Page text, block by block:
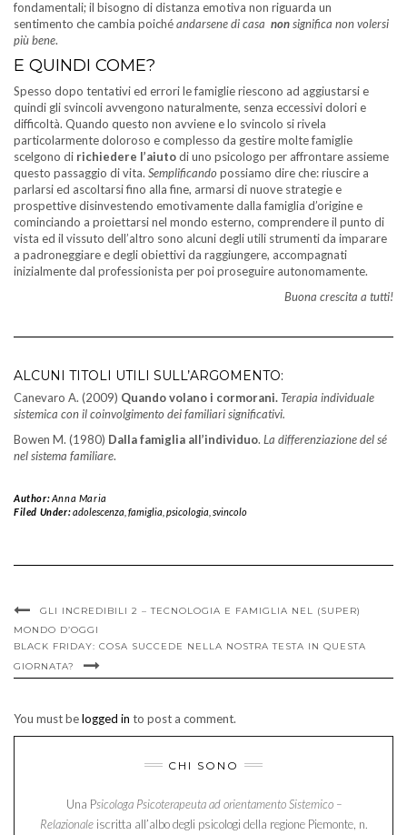
fondamentali; il bisogno di distanza emotiva non riguarda un
sentimento che cambia poichéandarsene di casa nonsignifica non volersi
più bene.
E QUINDI COME?
Spesso dopo tentativi ed errori le famiglie riescono ad aggiustarsi e
quindi gli svincoli avvengono naturalmente, senza eccessivi dolori e
difficoltà. Quando questo non avviene e lo svincolo si rivela
particolarmente doloroso e complesso da gestire molte famiglie
scelgono di richiedere l’aiutodi uno psicologo per affrontare assieme
questo passaggio di vita. Semplificando possiamo dire che: riuscire a
parlarsi ed ascoltarsi fino alla fine, armarsi di nuove strategie e
prospettive disinvestendo emotivamente dalla famiglia d’origine e
cominciando a proiettarsi nel mondo esterno, comprendere il punto di
vista ed il vissuto dell’altro sono alcuni degli utili strumenti da imparare
a padroneggiare e degli obiettivi da raggiungere, accompagnati
inizialmente dal professionista per poi proseguire autonomamente.
Buona crescita a tutti!
ALCUNI TITOLI UTILI SULL’ARGOMENTO:
Canevaro A. (2009) Quando volano i cormorani. Terapia individuale
sistemica con il coinvolgimento dei familiari significativi.
Bowen M. (1980) Dalla famiglia all’individuo. La differenziazione del sé
nel sistema familiare.
Author:Anna Maria
Filed Under:adolescenza famiglia psicologia svincolo
GLI INCREDIBILI 2 – TECNOLOGIA E FAMIGLIA NEL (SUPER)
MONDO D’OGGI
BLACK FRIDAY: COSA SUCCEDE NELLA NOSTRA TESTA IN QUESTA
GIORNATA?
You must belogged in to post a comment.
CHI SONO
Una Psicologa Psicoterapeuta ad orientamento Sistemico –
Relazionaleiscritta all’albo degli psicologi della regione Piemonte, n.